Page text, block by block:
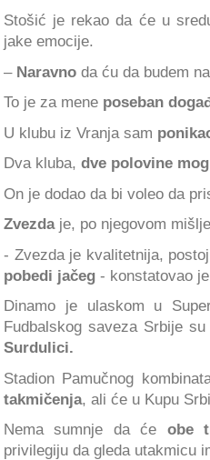
Stošić je rekao da će u
jake emocije.
– Naravno da ću da budem
To je za mene poseban
U klubu iz Vranja sam
Dva kluba, dve polovine
On je dodao da bi voleo da
Zvezdaje, po njegovom
- Zvezda je kvalitetnija,
pobedi jačeg - konstatovao
Dinamo je ulaskom u
Fudbalskog saveza Srbije
Surdulici.
Stadion Pamučnog
takmičenja, ali će u Kupu
Nema sumnje da će obe
privilegiju da gleda utakmicu